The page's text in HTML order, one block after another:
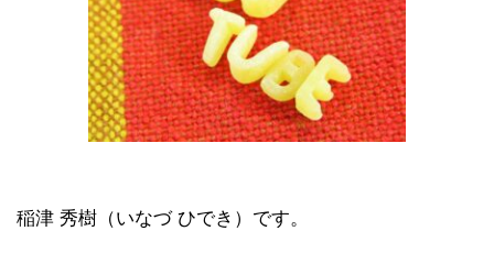
稲津 秀樹（いなづ ひでき）です。